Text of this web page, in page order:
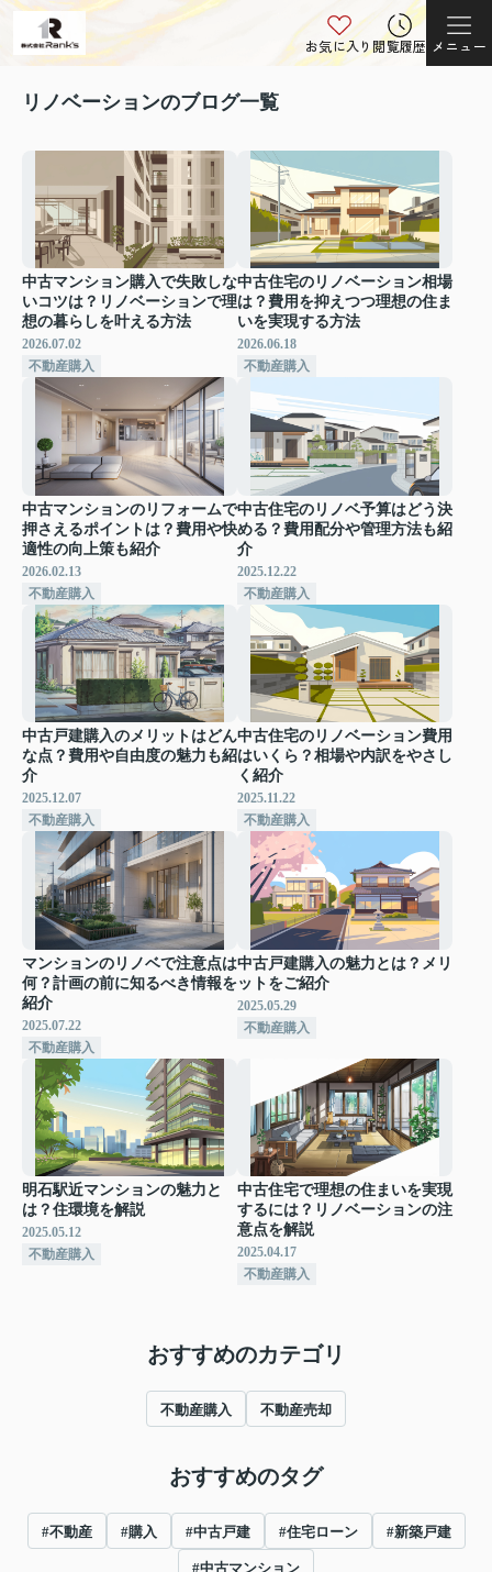
お気に入り閲覧履歴 メニュー
リノベーションのブログ一覧
中古マンション購入で失敗しな
いコツは？リノベーションで理
想の暮らしを叶える方法
2026.07.02
不動産購入
中古住宅のリノベーション相場
は？費用を抑えつつ理想の住ま
いを実現する方法
2026.06.18
不動産購入
中古マンションのリフォームで
押さえるポイントは？費用や快
適性の向上策も紹介
2026.02.13
不動産購入
中古住宅のリノベ予算はどう決
める？費用配分や管理方法も紹
介
2025.12.22
不動産購入
中古戸建購入のメリットはどん
な点？費用や自由度の魅力も紹
介
2025.12.07
不動産購入
中古住宅のリノベーション費用
はいくら？相場や内訳をやさし
く紹介
2025.11.22
不動産購入
マンションのリノベで注意点は
何？計画の前に知るべき情報を
紹介
2025.07.22
不動産購入
中古戸建購入の魅力とは？メリ
ットをご紹介
2025.05.29
不動産購入
明石駅近マンションの魅力と
は？住環境を解説
2025.05.12
不動産購入
中古住宅で理想の住まいを実現
するには？リノベーションの注
意点を解説
2025.04.17
不動産購入
おすすめのカテゴリ
不動産購入 不動産売却
おすすめのタグ
#不動産 #購入 #中古戸建 #住宅ローン #新築戸建
#中古マンション